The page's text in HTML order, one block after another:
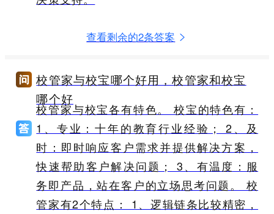
查看剩余的2条答案
校管家与校宝哪个好用，校管家和校宝
哪个好
校管家与校宝各有特色。 校宝的特色有：
1、专业：十年的教育行业经验； 2、及
时：即时响应客户需求并提供解决方案，
快速帮助客户解决问题； 3、有温度：服
务即产品，站在客户的立场思考问题。 校
管家有2个特点： 1、逻辑链条比较精密，